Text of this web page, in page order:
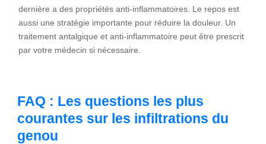
dernière a des propriétés anti-inflammatoires. Le repos est
aussi une stratégie importante pour réduire la douleur. Un
traitement antalgique et anti-inflammatoire peut être prescrit
par votre médecin si nécessaire.
FAQ : Les questions les plus
courantes sur les infiltrations du
genou